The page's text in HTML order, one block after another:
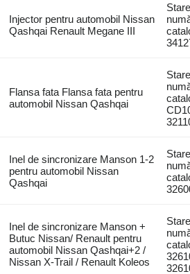
Injector pentru automobil Nissan
Qashqai Renault Megane III
Flansa fata Flansa fata pentru
automobil Nissan Qashqai
Inel de sincronizare Manson 1-2
pentru automobil Nissan
Qashqai
Inel de sincronizare Manson +
Butuc Nissan/ Renault pentru
automobil Nissan Qashqai+2 /
Nissan X-Trail / Renault Koleos